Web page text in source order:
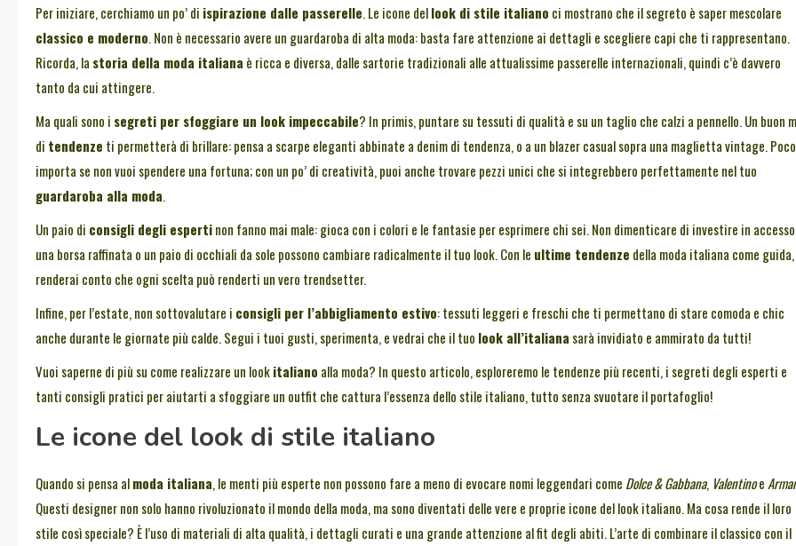
Per iniziare, cerchiamo un po’ di ispirazione dalle passerelle. Le icone dellook di stile italiano ci mostrano che il segreto è saper mescolare
classico e moderno. Non è necessario avere un guardaroba di alta moda: basta fare attenzione ai dettagli e scegliere capi che ti rappresentano.
Ricorda, la storia della moda italiana è ricca e diversa, dalle sartorie tradizionali alle attualissime passerelle internazionali, quindi c’è davvero
tanto da cui attingere.
Ma quali sono i segreti per sfoggiare un look impeccabile? In primis, puntare su tessuti di qualità e su un taglio che calzi a pennello. Un buon
di tendenze ti permetterà di brillare: pensa a scarpe eleganti abbinate a denim di tendenza, o a un blazer casual sopra una maglietta vintage. Poco
importa se non vuoi spendere una fortuna; con un po’ di creatività, puoi anche trovare pezzi unici che si integrebbero perfettamente nel tuo
guardaroba alla moda.
Un paio di consigli degli espertinon fanno mai male: gioca con i colori e le fantasie per esprimere chi sei. Non dimenticare di investire in
una borsa raffinata o un paio di occhiali da sole possono cambiare radicalmente il tuo look. Con le ultime tendenze della moda italiana come
renderai conto che ogni scelta può renderti un vero trendsetter.
Infine, per l’estate, non sottovalutare i consigli per l’abbigliamento estivo: tessuti leggeri e freschi che ti permettano di stare comoda e chic
anche durante le giornate più calde. Segui i tuoi gusti, sperimenta, e vedrai che il tuo look all’italiana sarà invidiato e ammirato da tutti!
Vuoi saperne di più su come realizzare un lookitaliano alla moda? In questo articolo, esploreremo le tendenze più recenti, i segreti degli esperti e
tanti consigli pratici per aiutarti a sfoggiare un outfit che cattura l’essenza dello stile italiano, tutto senza svuotare il portafoglio!
Le icone del look di stile italiano
Quando si pensa almoda italiana, le menti più esperte non possono fare a meno di evocare nomi leggendari come Dolce & Gabbana, Valentinoe
Questi designer non solo hanno rivoluzionato il mondo della moda, ma sono diventati delle vere e proprie icone del look italiano. Ma cosa rende il loro
stile così speciale? È l’uso di materiali di alta qualità, i dettagli curati e una grande attenzione al fit degli abiti. L’arte di combinare il classico con il